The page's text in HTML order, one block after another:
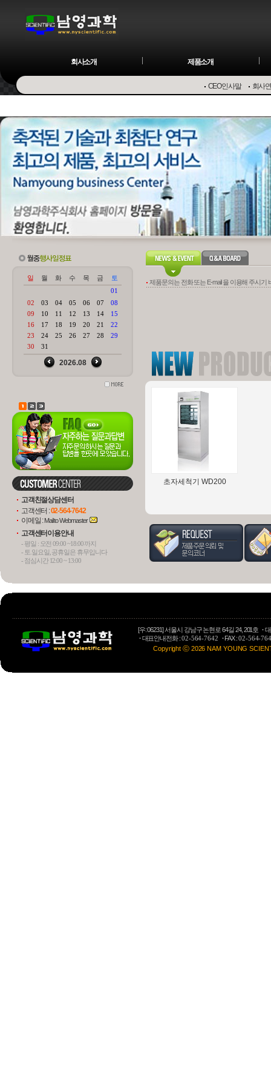
회사소개 제품소개
CEO인사말 회사
고객친절상담센터
고객센터 :02-564-7642
이메일 :Mail to Webmaster
고객센터이용안내
- 평일 : 오전 09:00 ~18:00 까지
- 토.일요일, 공휴일은 휴무입니다
- 점심시간 12:00 ~ 13:00
제품문의는 전화 또는 E-mail 을 이용해 주시기
Preparative LC
Assistant Module 6000
(펌..
초자세척기 WD200
[우: 06231] 서울시 강남구 논현로 64길 24, 201호·
·대표안내전화 :02-564-7642 ·FAX :02-564-
Copyright ⓒ 2026 NAM YOUNG